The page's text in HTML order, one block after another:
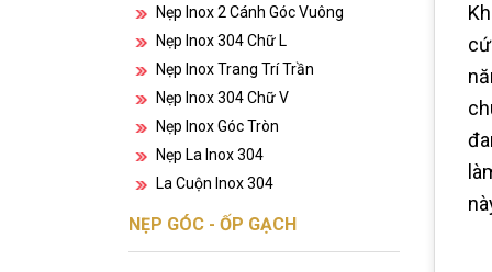
Nẹp Inox 2 Cánh Góc Vuông
Nẹp Inox 304 Chữ L
Nẹp Inox Trang Trí Trần
Nẹp Inox 304 Chữ V
Nẹp Inox Góc Tròn
Nẹp La Inox 304
La Cuộn Inox 304
NẸP GÓC - ỐP GẠCH